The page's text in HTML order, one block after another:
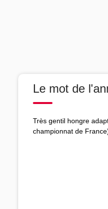
Le mot de
Très gentil hongre
championnat de